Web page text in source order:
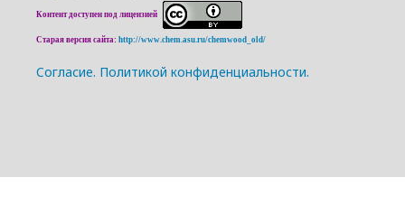
Контент доступен под лицензией
Старая версия сайта: http://www.chem.asu.ru/chemwood_old/
Cогласие. Политикой конфиденциальности.